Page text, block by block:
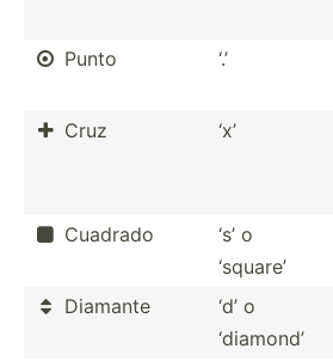
 Punto ‘.’
 Cruz ‘x’
 Cuadrado
‘s’ o
‘square’
 Diamante
‘d’ o
‘diamond’